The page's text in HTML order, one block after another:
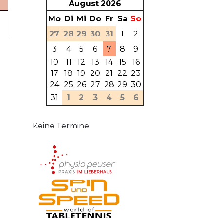
August 2026
Mo Di Mi Do Fr Sa So
27 28 29 30 31 1
2
3
4 5 6 7 8
9
10
11 12 13 14 15
16
17
18 19 20 21 22 23
24 25 26 27 28 29 30
31
1 2 3 4 5 6
Keine Termine